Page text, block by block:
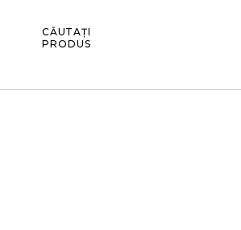
CĂUTAȚI
PRODUS